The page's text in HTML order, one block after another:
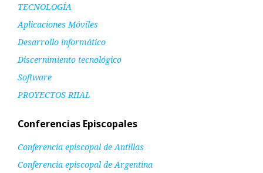
TECNOLOGÍA
Aplicaciones Móviles
Desarrollo informático
Discernimiento tecnológico
Software
PROYECTOS RIIAL
Conferencias Episcopales
Conferencia episcopal de Antillas
Conferencia episcopal de Argentina